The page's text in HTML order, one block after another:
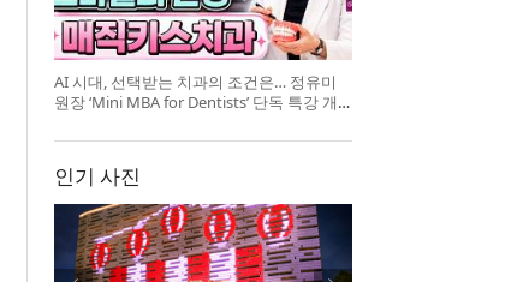
AI 시대, 선택받는 치과의 조건은… 정유미
원장 ‘Mini MBA for Dentists’ 단독 특강 개
인기 사진